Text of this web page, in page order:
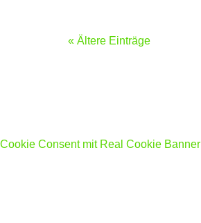
« Ältere Einträge
Cookie Consent mit Real Cookie Banner